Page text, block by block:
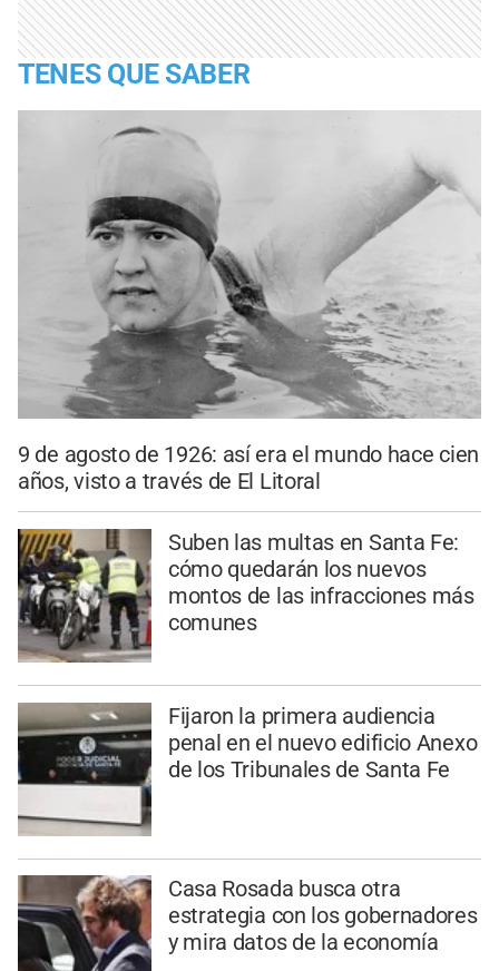
TENES QUE SABER
9 de agosto de 1926: así era el mundo hace cien
años, visto a través de El Litoral
Suben las multas en Santa Fe:
cómo quedarán los nuevos
montos de las infracciones más
comunes
Fijaron la primera audiencia
penal en el nuevo edificio Anexo
de los Tribunales de Santa Fe
Casa Rosada busca otra
estrategia con los gobernadores
y mira datos de la economía